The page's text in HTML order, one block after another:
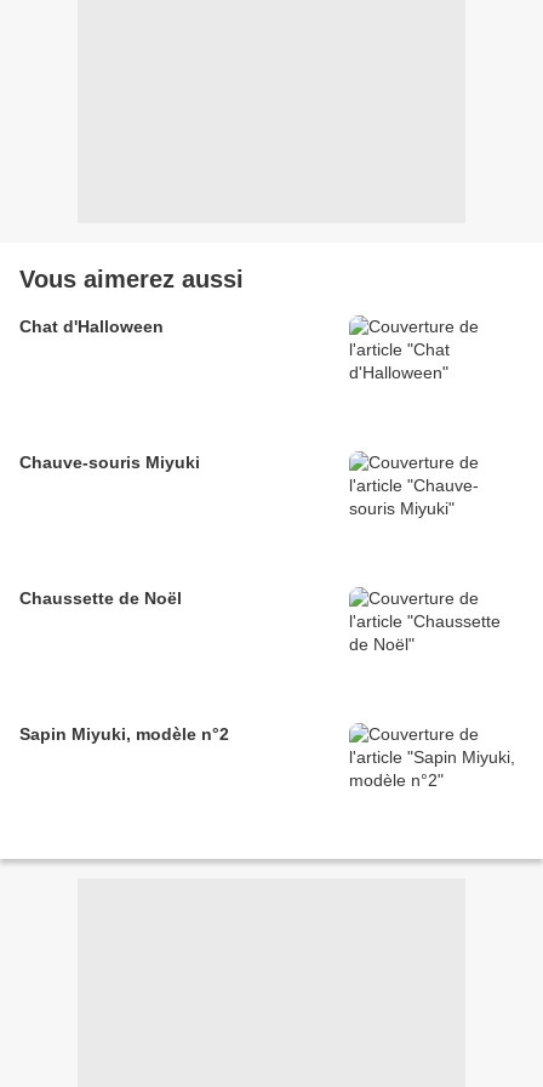
Vous aimerez aussi
Chat d'Halloween
Chauve-souris Miyuki
Chaussette de Noël
Sapin Miyuki, modèle n°2